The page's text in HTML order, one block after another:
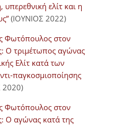
υπερεθνική ελίτ και η
(ΙΟΥΝΙΟΣ 2022)
Φωτόπουλος στον
Ο τριμέτωπος αγώνας
Ελίτ κατά των
παγκοσμιοποίησης
Φωτόπουλος στον
Ο αγώνας κατά της